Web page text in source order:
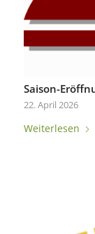
Saison-
22. April 2026
Weiterlesen